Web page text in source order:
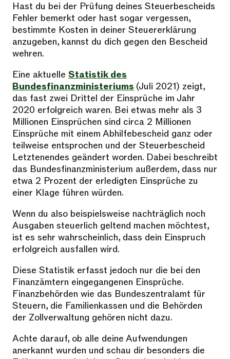
Hast du bei der Prüfung deines Steuerbescheids
Fehler bemerkt oder hast sogar vergessen,
bestimmte Kosten in deiner Steuererklärung
anzugeben, kannst du dich gegen den Bescheid
wehren.
Eine aktuelle Statistik des
Bundesfinanzministeriums (Juli 2021) zeigt,
das fast zwei Drittel der Einsprüche im Jahr
2020 erfolgreich waren. Bei etwas mehr als 3
Millionen Einsprüchen sind circa 2 Millionen
Einsprüche mit einem Abhilfebescheid ganz oder
teilweise entsprochen und der Steuerbescheid
Letztenendes geändert worden. Dabei beschreibt
das Bundesfinanzministerium außerdem, dass nur
etwa 2 Prozent der erledigten Einsprüche zu
einer Klage führen würden.
Wenn du also beispielsweise nachträglich noch
Ausgaben steuerlich geltend machen möchtest,
ist es sehr wahrscheinlich, dass dein Einspruch
erfolgreich ausfallen wird.
Diese Statistik erfasst jedoch nur die bei den
Finanzämtern eingegangenen Einsprüche.
Finanzbehörden wie das Bundeszentralamt für
Steuern, die Familienkassen und die Behörden
der Zollverwaltung gehören nicht dazu.
Achte darauf, ob alle deine Aufwendungen
anerkannt wurden und schau dir besonders die